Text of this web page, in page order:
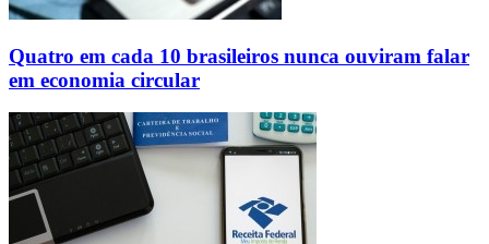
Quatro em cada 10 brasileiros nunca ouviram falar
em economia circular